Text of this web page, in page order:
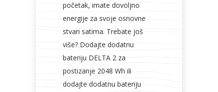
početak, imate dovoljno
energije za svoje osnovne
stvari satima. Trebate još
više? Dodajte dodatnu
bateriju DELTA 2 za
postizanje 2048 Wh ili
dodajte dodatnu bateriju